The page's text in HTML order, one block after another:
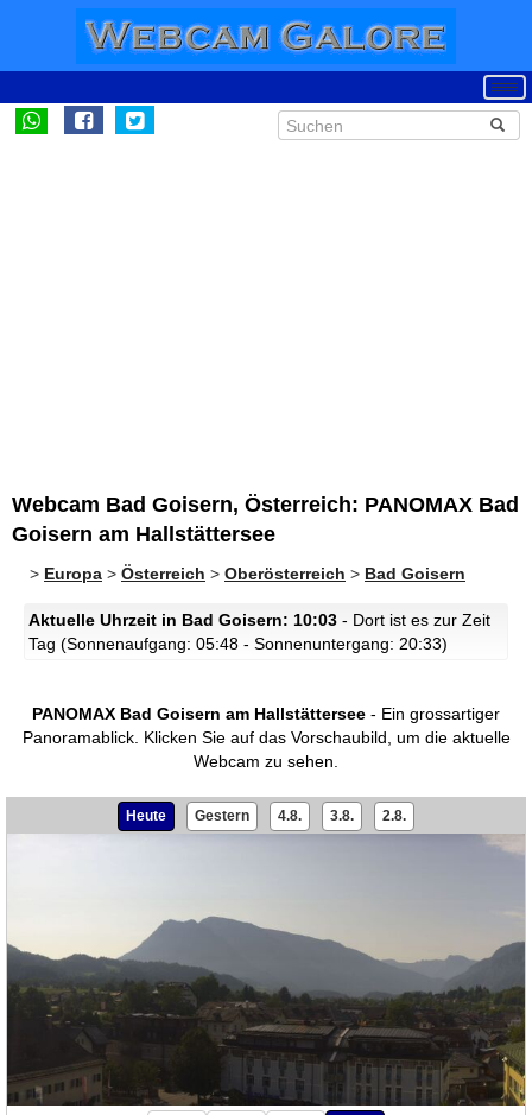
Webcam Bad Goisern, Österreich: PANOMAX Bad
Goisern am Hallstättersee
> Europa > Österreich > Oberösterreich > Bad Goisern
Aktuelle Uhrzeit in Bad Goisern: 10:03 - Dort ist es zur Zeit
Tag (Sonnenaufgang: 05:48 - Sonnenuntergang: 20:33)
PANOMAX Bad Goisern am Hallstättersee - Ein grossartiger
Panoramablick. Klicken Sie auf das Vorschaubild, um die aktuelle
Webcam zu sehen.
Heute Gestern 4.8. 3.8. 2.8.